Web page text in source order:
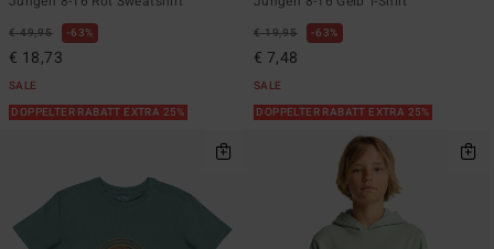
€ 49,95 63%
€ 18,73
SALE
DOPPELTER RABATT EXTRA 25%
€ 19,95 63%
€ 7,48
SALE
DOPPELTER RABATT EXTRA 25%